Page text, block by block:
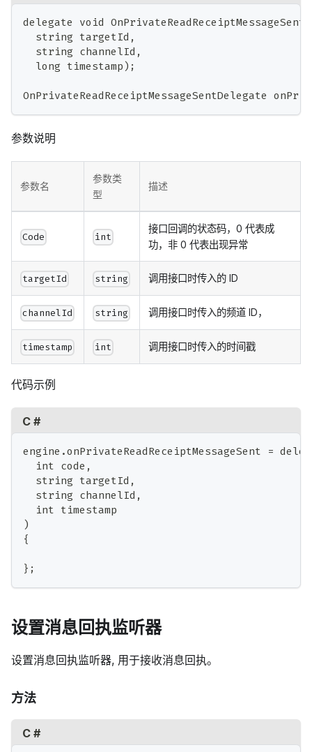
delegate void
  string targetId,
  string channelId,
  long timestamp);
OnPrivateReadReceiptMessageSentDelegate
参数说明
参数名
参数类
型
描述
Code int
接口回调的状态码，0 代表成
功，非 0 代表出现异常
targetId string 调用接口时传入的 ID
channelId string 调用接口时传入的频道 ID，
timestamp int 调用接口时传入的时间戳
代码示例
C #
engine.onPrivateReadReceiptMessageSent =
  int code,
  string targetId,
  string channelId,
  int timestamp
)
{
};
设置消息回执监听器
设置消息回执监听器, 用于接收消息回执。
方法
C #